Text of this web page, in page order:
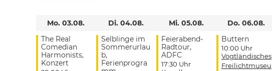
Mo. 03.08.
The Real
Comedian
Harmonists,
Konzert
Di. 04.08.
Selblinge im
Sommerurlau
b,
Ferienprogra
Mi. 05.08.
Feierabend-
Radtour,
ADFC
17:30 Uhr
Do. 06.08.
Buttern
10:00 Uhr
Vogtländisches
Freilichtmuseu